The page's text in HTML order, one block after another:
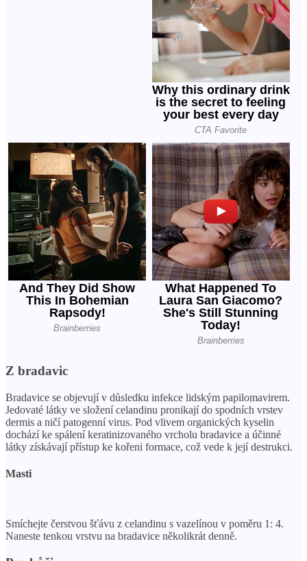
Z bradavic
Bradavice se objevují v důsledku infekce lidským papilomavirem.
Jedovaté látky ve složení celandinu pronikají do spodních vrstev
dermis a ničí patogenní virus. Pod vlivem organických kyselin
dochází ke spálení keratinizovaného vrcholu bradavice a účinné
látky získávají přístup ke kořeni formace, což vede k její destrukci.
Masti
Smíchejte čerstvou šťávu z celandinu s vazelínou v poměru 1: 4.
Naneste tenkou vrstvu na bradavice několikrát denně.